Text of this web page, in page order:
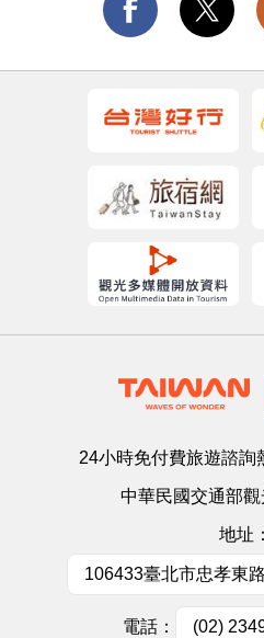
24小時免付費旅遊諮詢
中華民國交通部
地址：
106433臺北市忠孝東
電話： (02)